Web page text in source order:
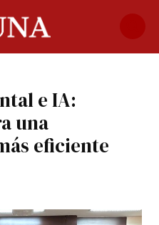
e IA:
una
eficiente